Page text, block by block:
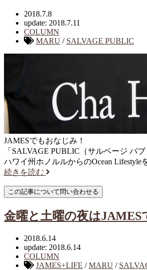
2018.7.8
update: 2018.7.11
COLUMN
MARU / SALVAGE PUBLIC
JAMESでもおなじみ！
「SALVAGE PUBLIC（サルベージ パ
ハワイ州ホノルルからのOcean Lifestyle
続きを読む
金曜と土曜の夜はJAMES
2018.6.14
update: 2018.6.14
COLUMN
JAMES+LIFE /MARU /